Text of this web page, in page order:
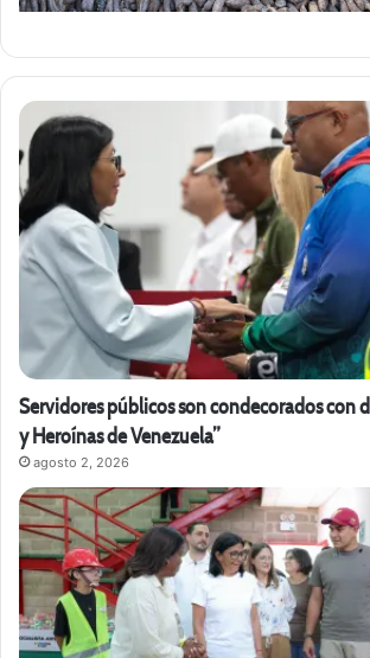
Servidores públicos son condecorados con
y Heroínas de Venezuela”
agosto 2, 2026